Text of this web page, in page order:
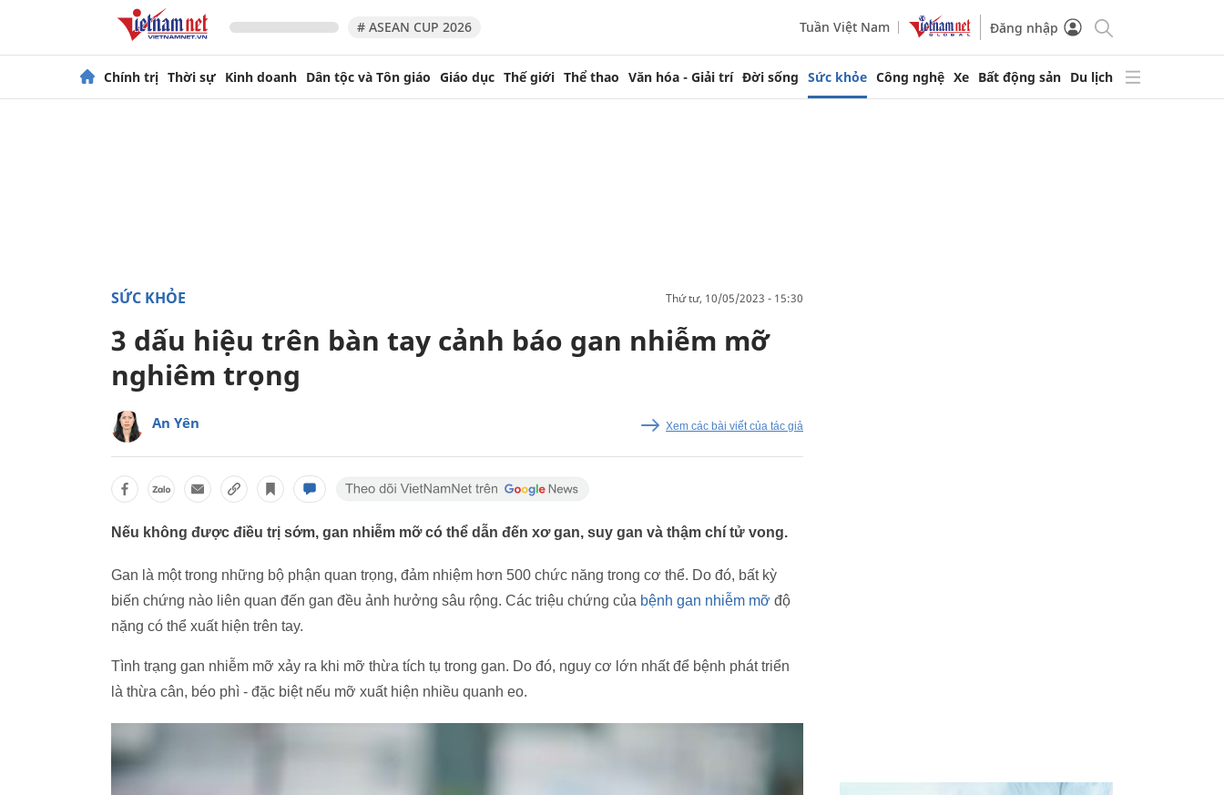
# ASEAN CUP 2026 Tuần Việt Nam Đăng nhập
Chính trị Thời sự Kinh doanh Dân tộc và Tôn giáo Giáo dục Thế giới Thể thao Văn hóa - Giải trí Đời sống Sức khỏe Công nghệ Xe Bất động sản Du lịch
SỨC KHỎE thứ tư, 10/05/2023 - 15:30
3 dấu hiệu trên bàn tay cảnh báo gan nhiễm mỡ
nghiêm trọng
An Yên Xem các bài viết của tác giả
Nếu không được điều trị sớm, gan nhiễm mỡ có thể dẫn đến xơ gan, suy gan và thậm chí tử vong.
Gan là một trong những bộ phận quan trọng, đảm nhiệm hơn 500 chức năng trong cơ thể. Do đó, bất kỳ
biến chứng nào liên quan đến gan đều ảnh hưởng sâu rộng. Các triệu chứng của bệnh gan nhiễm mỡ độ
nặng có thể xuất hiện trên tay.
Tình trạng gan nhiễm mỡ xảy ra khi mỡ thừa tích tụ trong gan. Do đó, nguy cơ lớn nhất để bệnh phát triển
là thừa cân, béo phì - đặc biệt nếu mỡ xuất hiện nhiều quanh eo.